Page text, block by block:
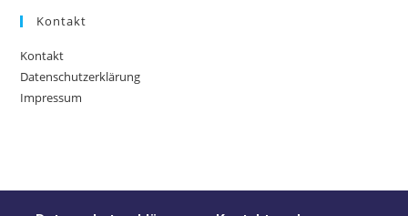
Kontakt
Kontakt
Datenschutzerklärung
Impressum